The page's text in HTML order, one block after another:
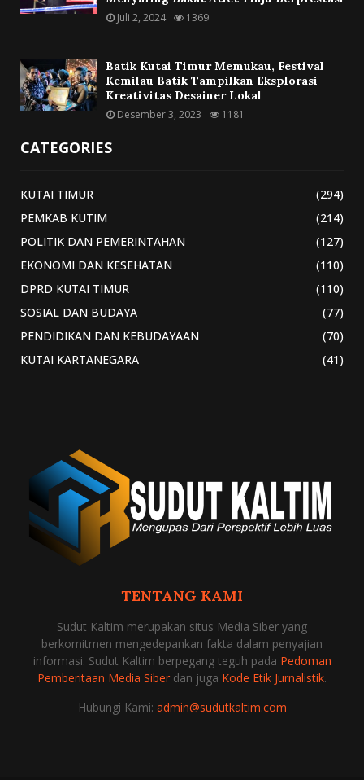
Juli 2, 2024 1369
Batik Kutai Timur Memukau, Festival
Kemilau Batik Tampilkan Eksplorasi
Kreativitas Desainer Lokal
Desember 3, 2023 1181
CATEGORIES
KUTAI TIMUR
(294)
PEMKAB KUTIM
(214)
POLITIK DAN PEMERINTAHAN
(127)
EKONOMI DAN KESEHATAN
(110)
DPRD KUTAI TIMUR
(110)
SOSIAL DAN BUDAYA
(77)
PENDIDIKAN DAN KEBUDAYAAN
(70)
KUTAI KARTANEGARA
(41)
TENTANG KAMI
Sudut Kaltim merupakan situs Media Siber yang
berkomitmen mengedepankan fakta dalam penyajian
informasi. Sudut Kaltim berpegang teguh pada Pedoman
Pemberitaan Media Siber dan juga Kode Etik Jurnalistik.
Hubungi Kami: admin@sudutkaltim.com